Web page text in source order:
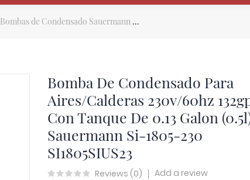
Bombas de Condensado Sauermann
Bomba De Condensado Para
Aires/Calderas 230v/60hz
Con Tanque De 0.13 Galon
Sauermann Si-1805-230
SI1805SIUS23
Reviews (0) Add a review